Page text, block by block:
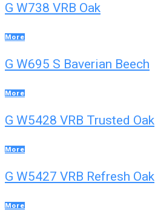
G W738 VRB Oak
More
G W695 S Baverian Beech
More
G W5428 VRB Trusted Oak
More
G W5427 VRB Refresh Oak
More